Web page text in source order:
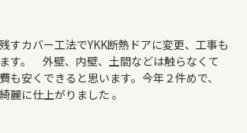
新築住宅のお問い合わせ
すカバー工法でYKK断熱ドアに変更、工事も
す。 外壁、内壁、土間などは触らなくて
も安くできると思います。今年２件めで、
麗に仕上がりました 。